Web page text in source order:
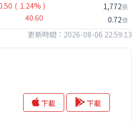
( 1.24% )
40.60
1,772張
0.72億
更新時間：2026-08-06 22:59:13
下載 下載